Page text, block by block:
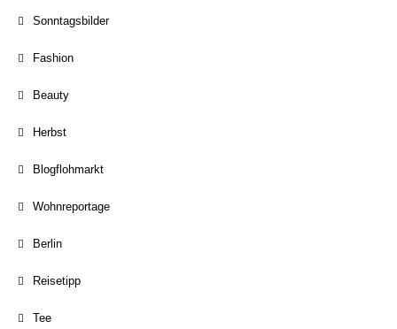
Sonntagsbilder
Fashion
Beauty
Herbst
Blogflohmarkt
Wohnreportage
Berlin
Reisetipp
Tee